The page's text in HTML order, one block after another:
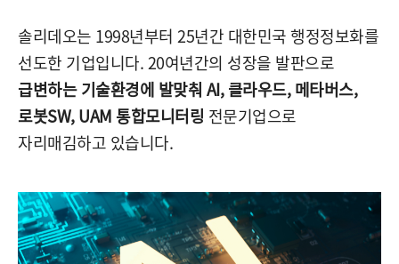
솔리데오는 1998년부터 25년간 대한민국 행정정보화를
선도한 기업입니다. 20여년간의 성장을 발판으로
급변하는 기술환경에 발맞춰 AI, 클라우드, 메타버스,
로봇SW, UAM 통합모니터링 전문기업으로
자리매김하고 있습니다.